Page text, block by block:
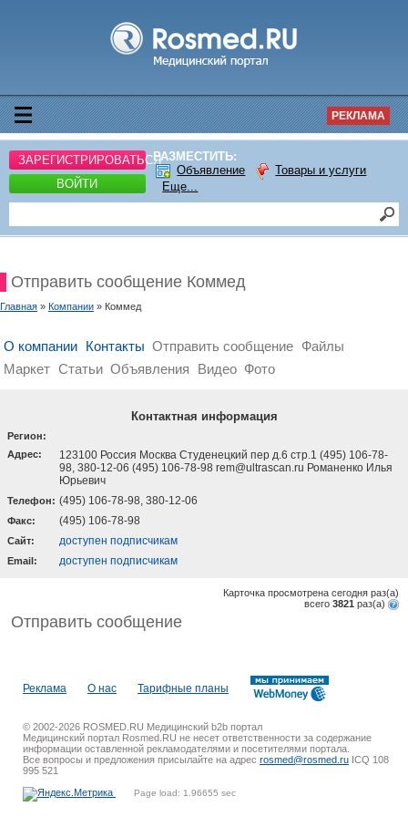
РЕКЛАМА
ЗАРЕГИСТРИРОВАТЬСЯ
ВОЙТИ
РАЗМЕСТИТЬ:
Объявление
Товары и услуги
Еще...
Отправить сообщение Коммед
Главная » Компании » Коммед
О компании Контакты Отправить сообщение Файлы
Маркет Статьи Объявления Видео Фото
Контактная информация
Регион:
Адрес:
123100 Россия Москва Студенецкий пер д.6 стр.1 (495) 106-78-
98, 380-12-06 (495) 106-78-98 rem@ultrascan.ru Романенко Илья
Юрьевич
Телефон: (495) 106-78-98, 380-12-06
Факс: (495) 106-78-98
Cайт: доступен подписчикам
Email: доступен подписчикам
Карточка просмотрена сегодня раз(a)
всего 3821 раз(a)
Отправить сообщение
Реклама О нас Тарифные планы
© 2002-2026 ROSMED.RU Медицинский b2b портал
Медицинский портал Rosmed.RU не несет ответственности за содержание
информации оставленной рекламодателями и посетителями портала.
Все вопросы и предложения присылайте на адрес rosmed@rosmed.ru ICQ 108
995 521
Page load: 1.96655 sec